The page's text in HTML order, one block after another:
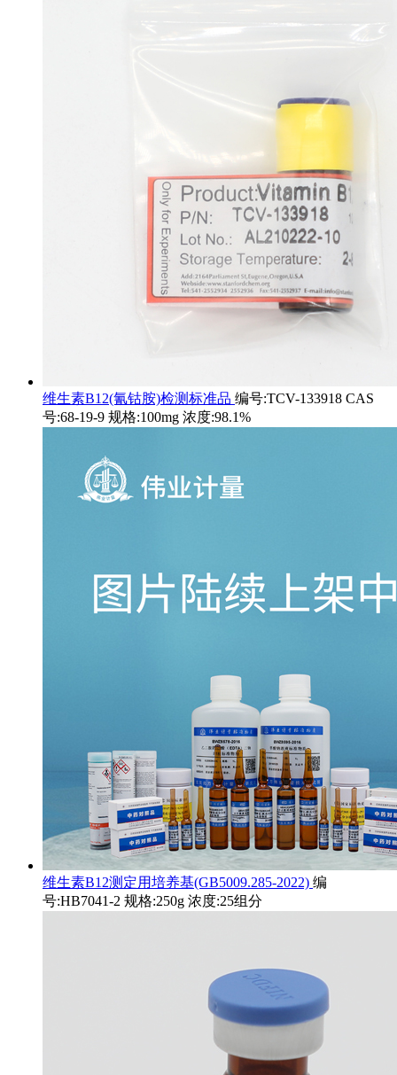
维生素B12(氰钴胺)检测标准品 编号:TCV-133918 CAS
号:68-19-9 规格:100mg 浓度:98.1%
维生素B12测定用培养基(GB5009.285-2022) 编
号:HB7041-2 规格:250g 浓度:25组分